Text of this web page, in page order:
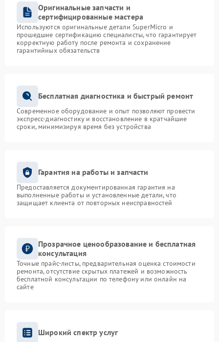
Оригинальные запчасти и
сертифицированные мастера
Используются оригинальные детали SuperMicro и
прошедшие сертификацию специалисты, что гарантирует
корректную работу после ремонта и сохранение
гарантийных обязательств
Бесплатная диагностика и быстрый ремонт
Современное оборудование и опыт позволяют провести
экспресс-диагностику и восстановление в кратчайшие
сроки, минимизируя время без устройства
Гарантия на работы и запчасти
Предоставляется документированная гарантия на
выполненные работы и установленные детали, что
защищает клиента от повторных неисправностей
Прозрачное ценообразование и бесплатная
консультация
Точные прайс-листы, предварительная оценка стоимости
ремонта, отсутствие скрытых платежей и возможность
бесплатной консультации по телефону или онлайн на
сайте
Широкий спектр услуг